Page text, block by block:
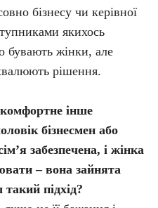
бізнесу чи керівної
якихось
бувають жінки, але
рішення.
інше
бізнесмен або
забезпечена, і жінка
– вона зайнята
підхід?